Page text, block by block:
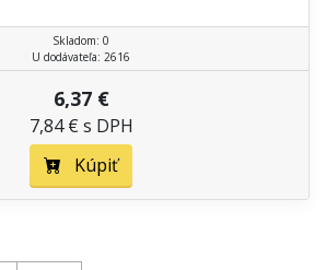
Skladom: 0
U dodávateľa: 2616
6,37 €
7,84 € s DPH
Kúpiť